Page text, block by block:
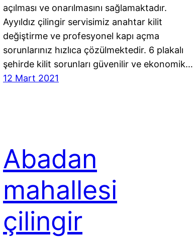
açılması ve onarılmasını sağlamaktadır.
Ayyıldız çilingir servisimiz anahtar kilit
değiştirme ve profesyonel kapı açma
sorunlarınız hızlıca çözülmektedir. 6 plakalı
şehirde kilit sorunları güvenilir ve ekonomik…
12 Mart 2021
Abadan
mahallesi
çilingir